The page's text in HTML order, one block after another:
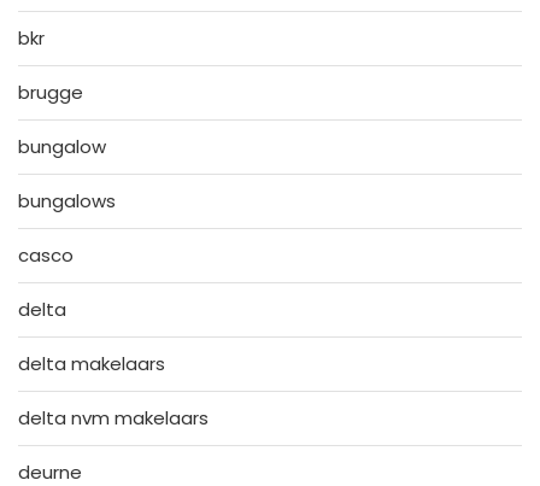
bkr
brugge
bungalow
bungalows
casco
delta
delta makelaars
delta nvm makelaars
deurne